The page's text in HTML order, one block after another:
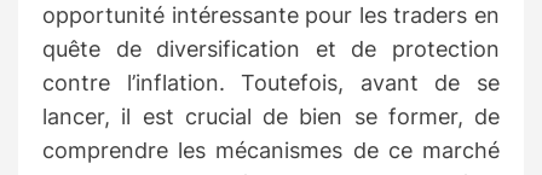
opportunité intéressante pour les traders en
quête de diversification et de protection
contre l’inflation. Toutefois, avant de se
lancer, il est crucial de bien se former, de
comprendre les mécanismes de ce marché